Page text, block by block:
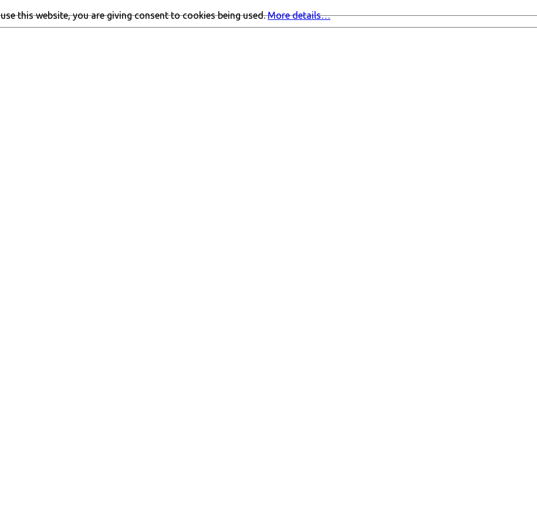
this website, you are giving consent to cookies being used.More details…